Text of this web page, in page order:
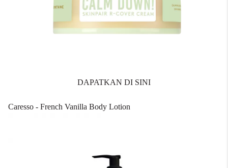
DAPATKAN DI SINI
Caresso - French Vanilla Body Lotion